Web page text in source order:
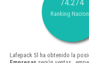
74.274
Ranking
Lafepack Sl ha obtenido la